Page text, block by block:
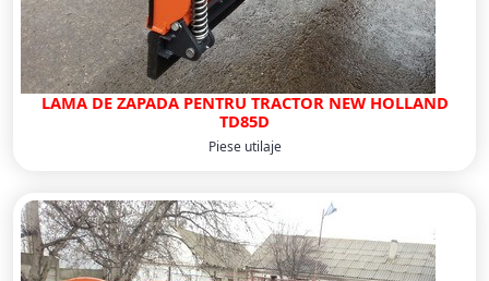
LAMA DE ZAPADA PENTRU TRACTOR NEW HOLLAND
TD85D
Piese utilaje